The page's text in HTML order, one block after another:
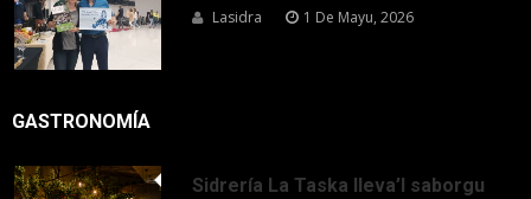
Lasidra 1 De Mayu, 2026
GASTRONOMÍA
Sidrería La Taska lleva’l saborgu